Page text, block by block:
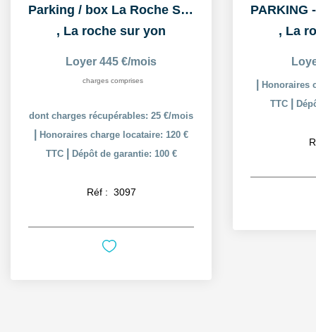
Parking / box La Roche Sur Yon
, La roche sur yon
Loyer 445 €/mois
charges comprises
dont charges récupérables: 25 €/mois
Honoraires charge locataire: 120 €
TTC
Dépôt de garantie: 100 €
Réf : 3097
, La
Honoraires
TTC